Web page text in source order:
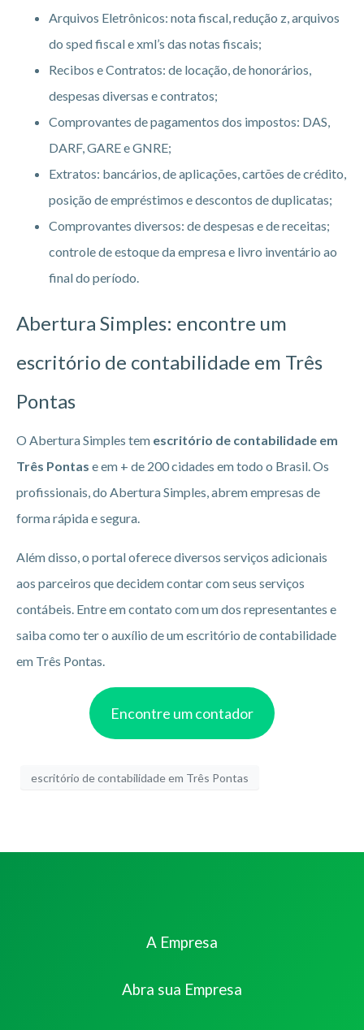
Arquivos Eletrônicos: nota fiscal, redução z, arquivos
do sped fiscal e xml’s das notas fiscais;
Recibos e Contratos: de locação, de honorários,
despesas diversas e contratos;
Comprovantes de pagamentos dos impostos: DAS,
DARF, GARE e GNRE;
Extratos: bancários, de aplicações, cartões de crédito,
posição de empréstimos e descontos de duplicatas;
Comprovantes diversos: de despesas e de receitas;
controle de estoque da empresa e livro inventário ao
final do período.
Abertura Simples: encontre um
escritório de contabilidade em Três
Pontas
O Abertura Simples tem escritório de contabilidade em
Três Pontas e em + de 200 cidades em todo o Brasil. Os
profissionais, do Abertura Simples, abrem empresas de
forma rápida e segura.
Além disso, o portal oferece diversos serviços adicionais
aos parceiros que decidem contar com seus serviços
contábeis. Entre em contato com um dos representantes e
saiba como ter o auxílio de um escritório de contabilidade
em Três Pontas.
Encontre um contador
escritório de contabilidade em Três Pontas
A Empresa
Abra sua Empresa